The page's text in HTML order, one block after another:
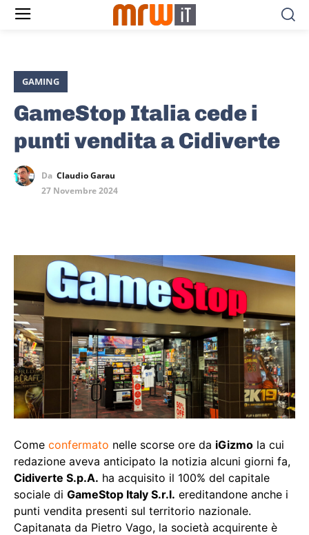
GAMING
GameStop Italia cede i
punti vendita a Cidiverte
Da Claudio Garau
27 Novembre 2024
Come confermato nelle scorse ore da iGizmo la cui
redazione aveva anticipato la notizia alcuni giorni fa,
Cidiverte S.p.A. ha acquisito il 100% del capitale
sociale di GameStop Italy S.r.l. ereditandone anche i
punti vendita presenti sul territorio nazionale.
Capitanata da Pietro Vago, la società acquirente è